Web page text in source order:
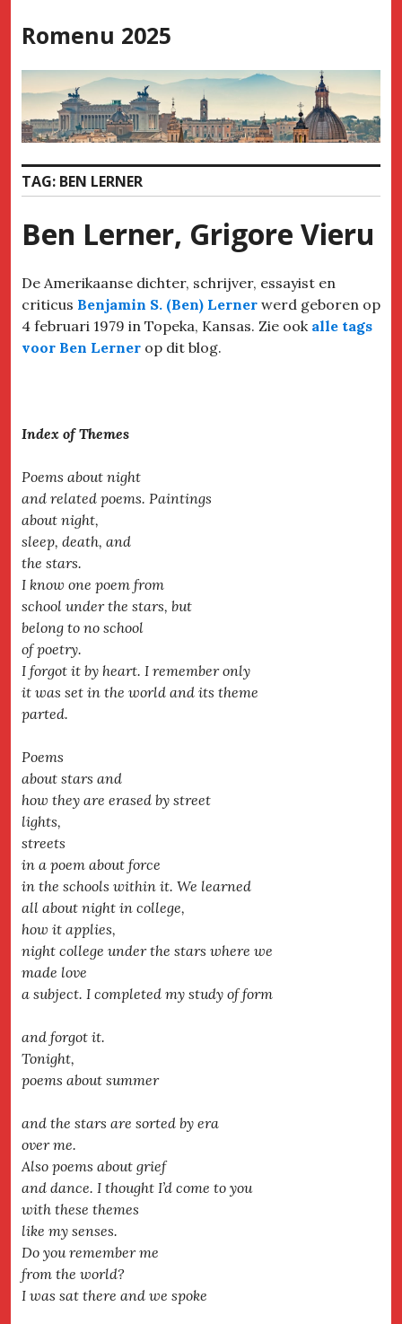
to
Romenu 2025
TAG: BEN LERNER
Ben Lerner, Grigore Vieru
De Amerikaanse dichter, schrijver, essayist en
criticus Benjamin S. (Ben) Lerner werd geboren op
4 februari 1979 in Topeka, Kansas. Zie ook alle tags
voor Ben Lerner op dit blog.
Index of Themes
Poems about night
and related poems. Paintings
about night,
sleep, death, and
the stars.
I know one poem from
school under the stars, but
belong to no school
of poetry.
I forgot it by heart. I remember only
it was set in the world and its theme
parted.
Poems
about stars and
how they are erased by street
lights,
streets
in a poem about force
in the schools within it. We learned
all about night in college,
how it applies,
night college under the stars where we
made love
a subject. I completed my study of form
and forgot it.
Tonight,
poems about summer
and the stars are sorted by era
over me.
Also poems about grief
and dance. I thought I’d come to you
with these themes
like my senses.
Do you remember me
from the world?
I was sat there and we spoke